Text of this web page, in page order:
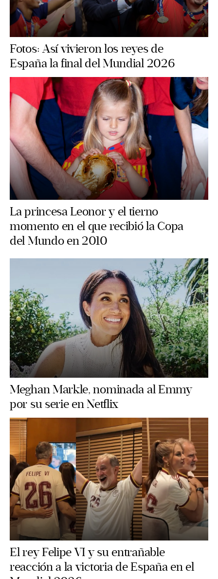
Fotos: Así vivieron los reyes de
España la final del Mundial 2026
La princesa Leonor y el tierno
momento en el que recibió la Copa
del Mundo en 2010
Meghan Markle, nominada al Emmy
por su serie en Netflix
El rey Felipe VI y su entrañable
reacción a la victoria de España en el